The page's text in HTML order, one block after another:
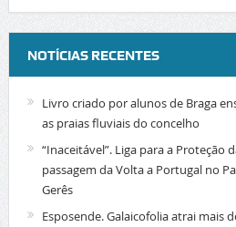
NOTÍCIAS RECENTES
Livro criado por alunos de Braga
as praias fluviais do concelho
“Inaceitável”. Liga para a Proteção
passagem da Volta a Portugal no
Gerês
Esposende. Galaicofolia atrai mais